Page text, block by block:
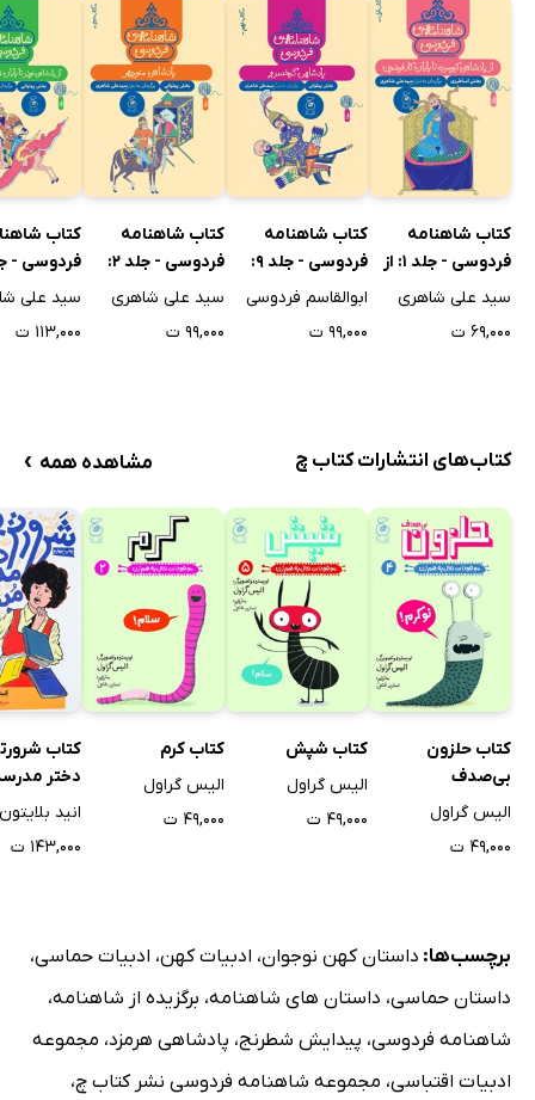
کتاب شاهنامه
فردوسی - جلد 1: از
پادشاهی کیومرث تا
سید علی شاهری
۶۹,۰۰۰ ت
کتاب شاهنامه
فردوسی - جلد 9:
پادشاهی کیخسرو
ابوالقاسم فردوسی
۹۹,۰۰۰ ت
کتاب شاهنامه
فردوسی - جلد 2:
پادشاهی منوچهر
سید علی شاهری
۹۹,۰۰۰ ت
کتاب
پادشاهی
رستم
سید علی
۱۱۳,۰۰۰ ت
کتاب‌های انتشارات کتاب چ مشاهده همه ›
کتاب حلزون
بی‌صدف
الیس گراول
۴۹,۰۰۰ ت
کتاب شپش
الیس گراول
۴۹,۰۰۰ ت
کتاب کرم
الیس گراول
۴۹,۰۰۰ ت
کتاب
دختر
می‌شود
انید بلایتون
۱۴۳,۰۰۰ ت
برچسب‌ها: داستان کهن نوجوان، ادبیات کهن، ادبیات حماسی،
داستان حماسی، داستان های شاهنامه، برگزیده از شاهنامه،
شاهنامه فردوسی، پیدایش شطرنج، پادشاهی هرمزد، مجموعه
ادبیات اقتباسی، مجموعه شاهنامه فردوسی نشر کتاب چ،